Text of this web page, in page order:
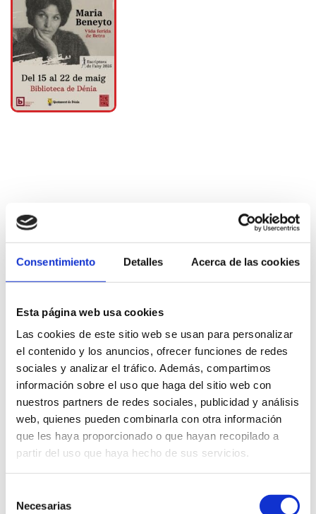
Consentimiento Detalles Acerca de las cookies
Esta página web usa cookies
Las cookies de este sitio web se usan para personalizar
el contenido y los anuncios, ofrecer funciones de redes
sociales y analizar el tráfico. Además, compartimos
información sobre el uso que haga del sitio web con
nuestros partners de redes sociales, publicidad y análisis
web, quienes pueden combinarla con otra información
que les haya proporcionado o que hayan recopilado a
partir del uso que haya hecho de sus servicios.
Necesarias
Més informació
Exposicions